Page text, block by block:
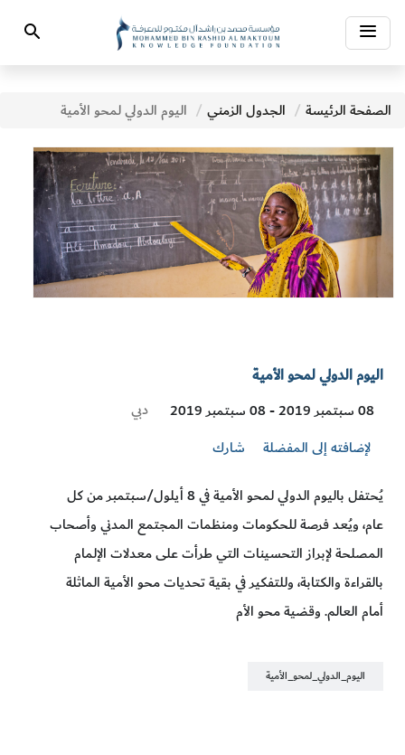
Toggle
navigation
Search
الصفحة الرئيسة الجدول الزمني اليوم الدولي لمحو الأمية
اليوم الدولي لمحو الأمية
08 سبتمبر 2019 - 08 سبتمبر 2019
Visit
دبي
لإضافته إلى المفضلة
شارك
يُحتفل باليوم الدولي لمحو الأمية في 8 أيلول/سبتمبر من كل
عام، ويُعد فرصة للحكومات ومنظمات المجتمع المدني وأصحاب
المصلحة لإبراز التحسينات التي طرأت على معدلات الإلمام
بالقراءة والكتابة، وللتفكير في بقية تحديات محو الأمية الماثلة
أمام العالم. وقضية محو الأم
اليوم_الدولي_لمحو_الأمية